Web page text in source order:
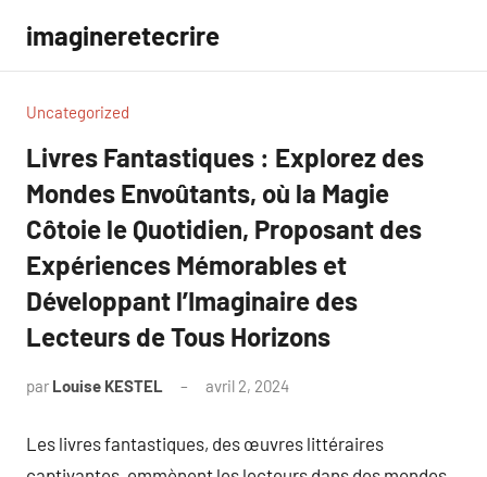
contenu
imagineretecrire
Uncategorized
Livres Fantastiques : Explorez des
Mondes Envoûtants, où la Magie
Côtoie le Quotidien, Proposant des
Expériences Mémorables et
Développant l’Imaginaire des
Lecteurs de Tous Horizons
par Louise KESTEL avril 2, 2024
Les livres fantastiques, des œuvres littéraires